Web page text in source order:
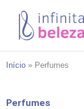
conteúdo
Início » Perfumes
Perfumes